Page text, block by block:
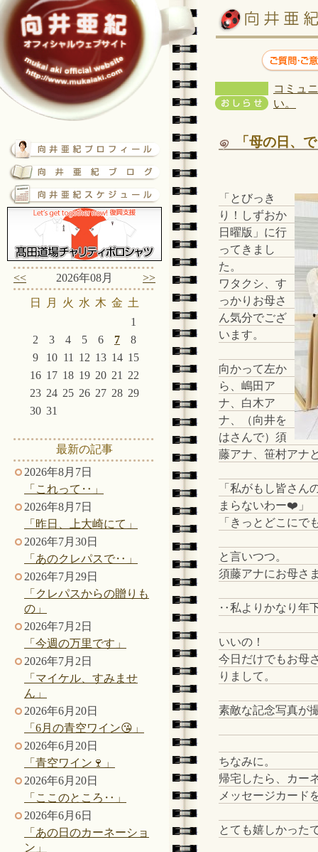
<< 2026年08月 >>
日 月 火 水 木 金 土
1
2
3 4 5 6 7
8
9
10 11 12 13 14 15
16 17 18 19 20 21
22
23 24 25 26 27 28 29
30 31
最新の記事
2026年8月7日
「これって‥」
2026年8月7日
「昨日、上大崎にて」
2026年7月30日
「あのクレパスで‥」
2026年7月29日
「クレパスからの贈りも
の」
2026年7月2日
「今週の万里です」
2026年7月2日
「マイケル、すみませ
ん」
2026年6月20日
「6月の青空ワイン😘」
2026年6月20日
「青空ワイン🍷」
2026年6月20日
「ここのところ‥」
2026年6月6日
「あの日のカーネーショ
ン」
コミュ
い。
「母の日、
「とびっき
り！しずおか
日曜版」に行
ってきまし
た。
ワタクシ、す
っかりお母さ
ん気分でござ
います。
向かって左か
ら、嶋田ア
ナ、白木ア
ナ、（向井を
はさんで）須
藤アナ、笹村アナ
「私がもし皆さん
まらないわー❤️」
「きっとどこに
と言いつつ。
須藤アナにお母さ
‥私よりかなり年
いいの！
今日だけでもお母
りまして。
素敵な記念写真が
ちなみに。
帰宅したら、カー
メッセージカード
とても嬉しかった